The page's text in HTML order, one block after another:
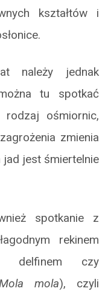
kształtów i
należy jednak
tu spotkać
rodzaj ośmiornic,
zmienia
jad jest śmiertelnie
spotkanie z
rekinem
delfinem czy
mola), czyli